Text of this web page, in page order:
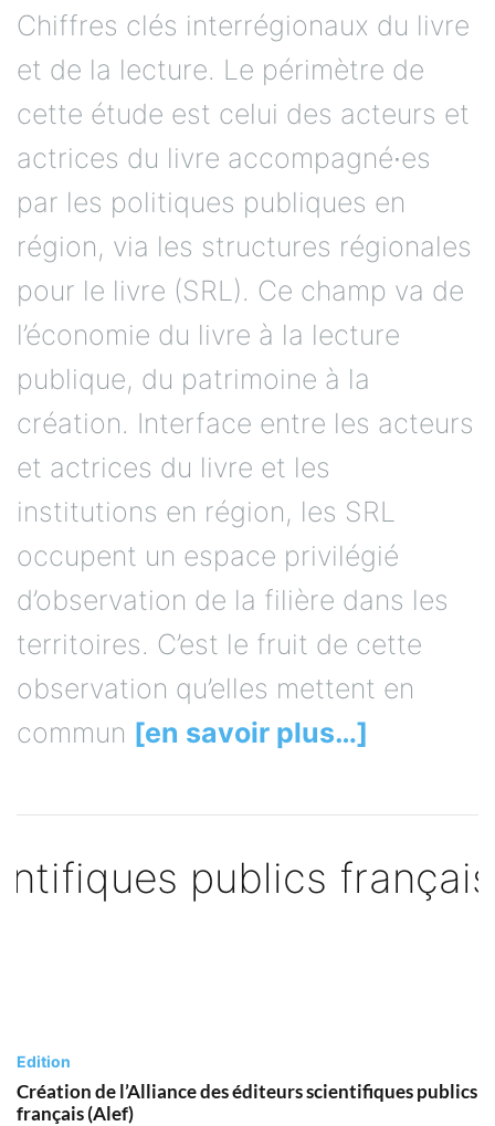
Chiffres clés interrégionaux du livre
et de la lecture. Le périmètre de
cette étude est celui des acteurs et
actrices du livre accompagné∙es
par les politiques publiques en
région, via les structures régionales
pour le livre (SRL). Ce champ va de
l’économie du livre à la lecture
publique, du patrimoine à la
création. Interface entre les acteurs
et actrices du livre et les
institutions en région, les SRL
occupent un espace privilégié
d’observation de la filière dans les
territoires. C’est le fruit de cette
observation qu’elles mettent en
commun [en savoir plus…]
Edition
Création de l’Alliance des éditeurs scientifiques publics
français (Alef)